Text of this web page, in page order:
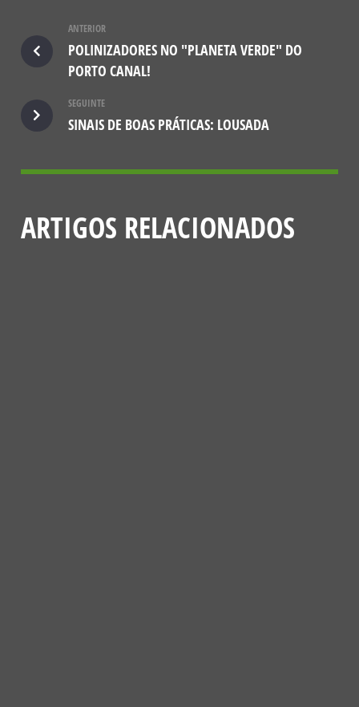
ANTERIOR
POLINIZADORES NO "PLANETA VERDE" DO
PORTO CANAL!
SEGUINTE
SINAIS DE BOAS PRÁTICAS: LOUSADA
ARTIGOS RELACIONADOS